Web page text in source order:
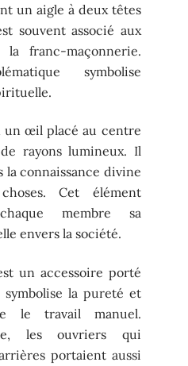
un aigle à deux têtes
souvent associé aux
franc-maçonnerie.
symbolise
un œil placé au centre
rayons lumineux. Il
connaissance divine
Cet élément
membre sa
envers la société.
un accessoire porté
la pureté et
le travail manuel.
les ouvriers qui
portaient aussi